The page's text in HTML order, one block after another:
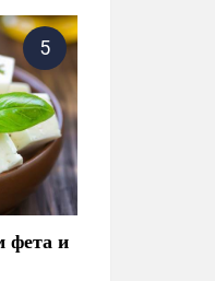
фета и